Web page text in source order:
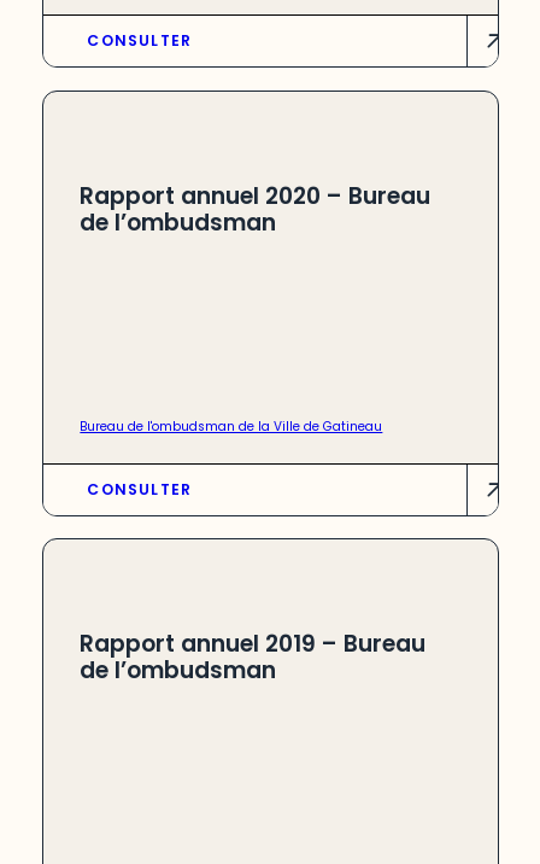
CONSULTER
Rapport annuel 2020 – Bureau
de l’ombudsman
Bureau de l'ombudsman de la Ville de Gatineau
CONSULTER
Rapport annuel 2019 – Bureau
de l’ombudsman